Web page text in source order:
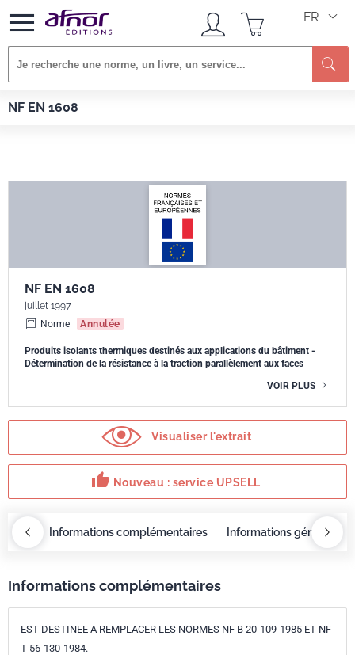
FR
NF EN 1608
Afnor EDITIONS
NF EN 1608
juillet 1997
Norme
Annulée
Produits isolants thermiques destinés aux applications du bâtiment -
Détermination de la résistance à la traction parallèlement aux faces
VOIR PLUS
Visualiser l'extrait
thumb_up Nouveau : service UPSELL
Informations complémentaires Informations générales
Informations complémentaires
EST DESTINEE A REMPLACER LES NORMES NF B 20-109-1985 ET NF
T 56-130-1984.